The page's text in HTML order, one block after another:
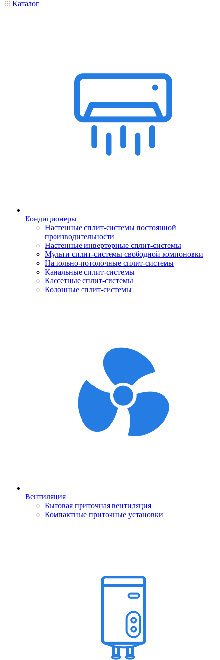
Каталог
Кондиционеры
Настенные сплит-системы постоянной
производительности
Настенные инверторные сплит-системы
Мульти сплит-системы свободной компоновки
Напольно-потолочные сплит-системы
Канальные сплит-системы
Кассетные сплит-системы
Колонные сплит-системы
Вентиляция
Бытовая приточная вентиляция
Компактные приточные установки